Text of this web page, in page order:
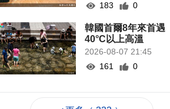
183
0
韓國首爾8年來首遇
40°C以上高溫
2026-08-07 21:45
161
0